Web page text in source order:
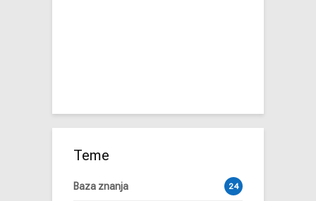
Teme
Baza znanja 24